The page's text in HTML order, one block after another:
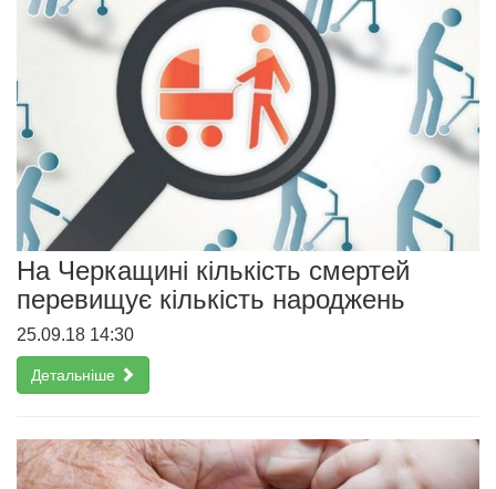
На Черкащині кількість смертей
перевищує кількість народжень
25.09.18 14:30
Детальніше